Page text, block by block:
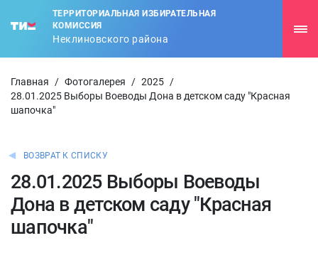
ТЕРРИТОРИАЛЬНАЯ ИЗБИРАТЕЛЬНАЯ
КОМИССИЯ
Неклиновского района
Главная / Фотогалерея / 2025 /
28.01.2025 Выборы Воеводы Дона в детском саду "Красная
шапочка"
ВОЗВРАТ К СПИСКУ
28.01.2025 Выборы Воеводы
Дона в детском саду "Красная
шапочка"